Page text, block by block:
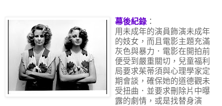
幕後紀錄 ：
用未成年的演員飾演未成年
的妓女，而且電影主題充滿
灰色與暴力．電影在開拍前
便受到嚴重關切，兒童福利
局要求茱蒂須與心理學家定
期會談，確保她的道德觀未
受扭曲．並要求刪除片中曝
露的劇情，或是找替身演